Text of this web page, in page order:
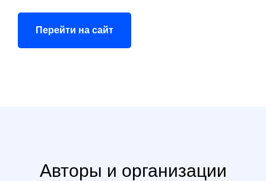
Перейти на сайт
Авторы и организации